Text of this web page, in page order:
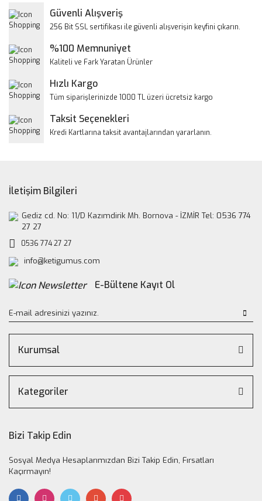
Yorum Yaz
Ürün resmi kalitesiz, bozuk veya görüntülenemiyor.
Ürün bilgilerinde hatalar bulunuyor.
Bu ürüne benzer farklı alternatifler olmalı.
Güvenli Alışveriş
256 Bit SSL sertifikası ile güvenli alışverişin keyfini çıkarın.
%100 Memnuniyet
Kaliteli ve Fark Yaratan Ürünler
Hızlı Kargo
Tüm siparişlerinizde 1000 TL üzeri ücretsiz kargo
Taksit Seçenekleri
Kredi Kartlarına taksit avantajlarından yararlanın.
İletişim Bilgileri
Gediz cd. No: 11/D Kazımdirik Mh. Bornova - İZMİR Tel: 0536 774
27 27
0536 774 27 27
info@ketigumus.com
E-Bültene Kayıt Ol
Kurumsal
Kategoriler
Bizi Takip Edin
Sosyal Medya Hesaplarımızdan Bizi Takip Edin, Fırsatları
Kaçırmayın!